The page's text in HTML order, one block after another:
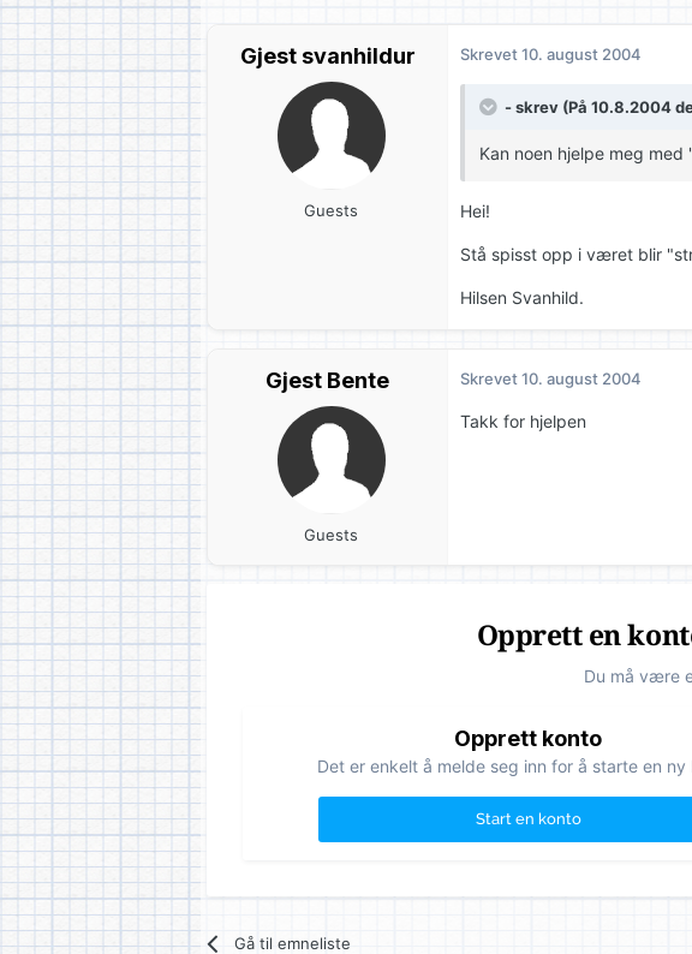
Gjest svanhildur
Guests
Skrevet10. august 2004
- skrev (På 10.8.2004
Kan noen hjelpe meg med
Hei!
Stå spisst opp i været blir
Hilsen Svanhild.
Gjest Bente
Guests
Skrevet10. august 2004
Takk for hjelpen
Opprett en
Du må være
Opprett konto
Det er enkelt å melde seg inn for å starte en ny
Start en konto
Gå til emneliste